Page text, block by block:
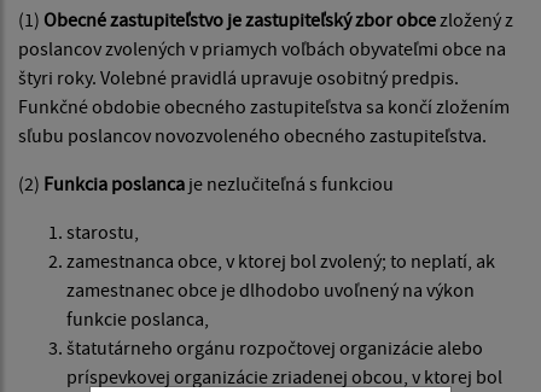
(1) Obecné zastupiteľstvo je zastupiteľský zbor obcezložený z
poslancov zvolených v priamych voľbách obyvateľmi obce na
štyri roky. Volebné pravidlá upravuje osobitný predpis.
Funkčné obdobie obecného zastupiteľstva sa končí zložením
sľubu poslancov novozvoleného obecného zastupiteľstva.
(2) Funkcia poslanca je nezlučiteľná s funkciou
starostu,
zamestnanca obce, v ktorej bol zvolený; to neplatí, ak
zamestnanec obce je dlhodobo uvoľnený na výkon
funkcie poslanca,
štatutárneho orgánu rozpočtovej organizácie alebo
príspevkovej organizácie zriadenej obcou, v ktorej bol